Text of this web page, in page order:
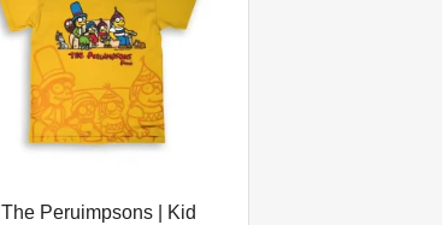
The Peruimpsons | Kid